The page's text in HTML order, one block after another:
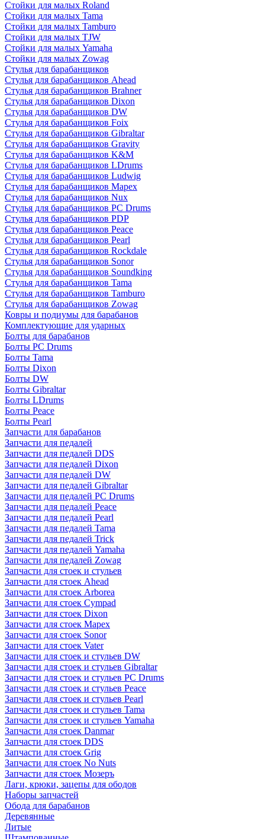
Стойки для малых Roland
Стойки для малых Tama
Стойки для малых Tamburo
Стойки для малых TJW
Стойки для малых Yamaha
Стойки для малых Zowag
Стулья для барабанщиков
Стулья для барабанщиков Ahead
Стулья для барабанщиков Brahner
Стулья для барабанщиков Dixon
Стулья для барабанщиков DW
Стулья для барабанщиков Foix
Стулья для барабанщиков Gibraltar
Стулья для барабанщиков Gravity
Стулья для барабанщиков K&M
Стулья для барабанщиков LDrums
Стулья для барабанщиков Ludwig
Стулья для барабанщиков Mapex
Стулья для барабанщиков Nux
Стулья для барабанщиков PC Drums
Стулья для барабанщиков PDP
Стулья для барабанщиков Peace
Стулья для барабанщиков Pearl
Стулья для барабанщиков Rockdale
Стулья для барабанщиков Sonor
Стулья для барабанщиков Soundking
Стулья для барабанщиков Tama
Стулья для барабанщиков Tamburo
Стулья для барабанщиков Zowag
Ковры и подиумы для барабанов
Комплектующие для ударных
Болты для барабанов
Болты PC Drums
Болты Tama
Болты Dixon
Болты DW
Болты Gibraltar
Болты LDrums
Болты Peace
Болты Pearl
Запчасти для барабанов
Запчасти для педалей
Запчасти для педалей DDS
Запчасти для педалей Dixon
Запчасти для педалей DW
Запчасти для педалей Gibraltar
Запчасти для педалей PC Drums
Запчасти для педалей Peace
Запчасти для педалей Pearl
Запчасти для педалей Tama
Запчасти для педалей Trick
Запчасти для педалей Yamaha
Запчасти для педалей Zowag
Запчасти для стоек и стульев
Запчасти для стоек Ahead
Запчасти для стоек Arborea
Запчасти для стоек Cympad
Запчасти для стоек Dixon
Запчасти для стоек Mapex
Запчасти для стоек Sonor
Запчасти для стоек Vater
Запчасти для стоек и стульев DW
Запчасти для стоек и стульев Gibraltar
Запчасти для стоек и стульев PC Drums
Запчасти для стоек и стульев Peace
Запчасти для стоек и стульев Pearl
Запчасти для стоек и стульев Tama
Запчасти для стоек и стульев Yamaha
Запчасти для стоек Danmar
Запчасти для стоек DDS
Запчасти для стоек Grig
Запчасти для стоек No Nuts
Запчасти для стоек Мозеръ
Лаги, крюки, зацепы для ободов
Наборы запчастей
Обода для барабанов
Деревянные
Литые